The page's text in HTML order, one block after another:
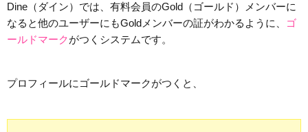
Dine（ダイン）では、有料会員のGold（ゴールド）メンバーに
なると他のユーザーにもGoldメンバーの証がわかるように、
ゴ
ールドマークがつくシステムです。
プロフィールにゴールドマークがつくと、